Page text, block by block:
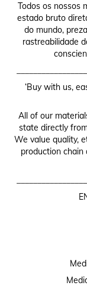
Todos os nossos
estado bruto
do mundo,
rastreabilidade
‘Buy with us,
All of our
state directly
We value quality,
production